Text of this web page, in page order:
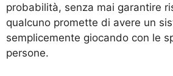
probabilità, senza mai garantire
qualcuno promette di avere un
semplicemente giocando con le
persone.